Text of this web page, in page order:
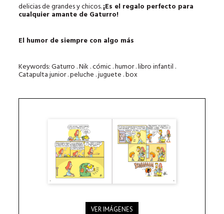
delicias de grandes y chicos.¡Es el regalo perfecto para
cualquier amante de Gaturro!
El humor de siempre con algo más
Keywords: Gaturro . Nik . cómic . humor . libro infantil .
Catapulta junior . peluche . juguete . box
VER IMÁGENES